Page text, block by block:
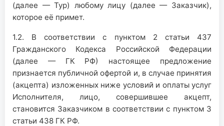
(далее — Тур) любому лицу (далее — Заказчик),
которое её примет.
1.2. В соответствии с пунктом 2 статьи 437
Гражданского Кодекса Российской Федерации
(далее — ГК РФ) настоящее предложение
признается публичной офертой и, в случае принятия
(акцепта) изложенных ниже условий и оплаты услуг
Исполнителя, лицо, совершившее акцепт,
становится Заказчиком в соответствии с пунктом 3
статьи 438 ГК РФ.